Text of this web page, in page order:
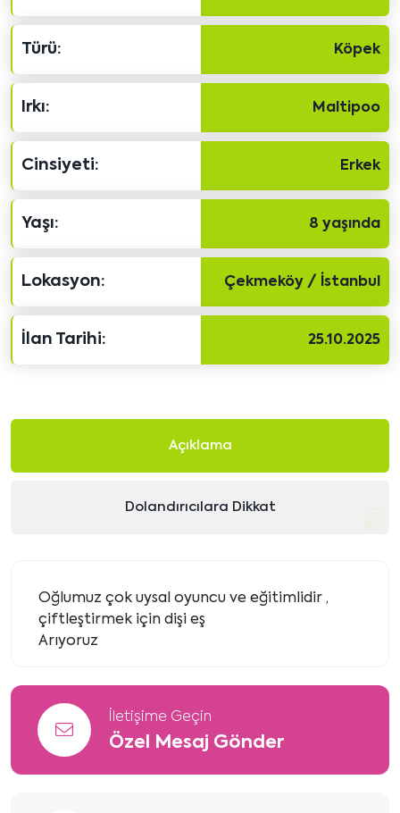
Türü: Köpek
Irkı: Maltipoo
Cinsiyeti: Erkek
Yaşı: 8 yaşında
Lokasyon: Çekmeköy / İstanbul
İlan Tarihi: 25.10.2025
Açıklama
Dolandırıcılara Dikkat
Oğlumuz çok uysal oyuncu ve eğitimlidir ,
çiftleştirmek için dişi eş
Arıyoruz
İletişime Geçin
Özel Mesaj Gönder